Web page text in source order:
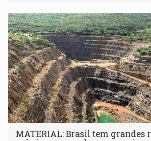
submissão de pré-propostas poderá ser
setembro
MATERIAL: Brasil tem grandes